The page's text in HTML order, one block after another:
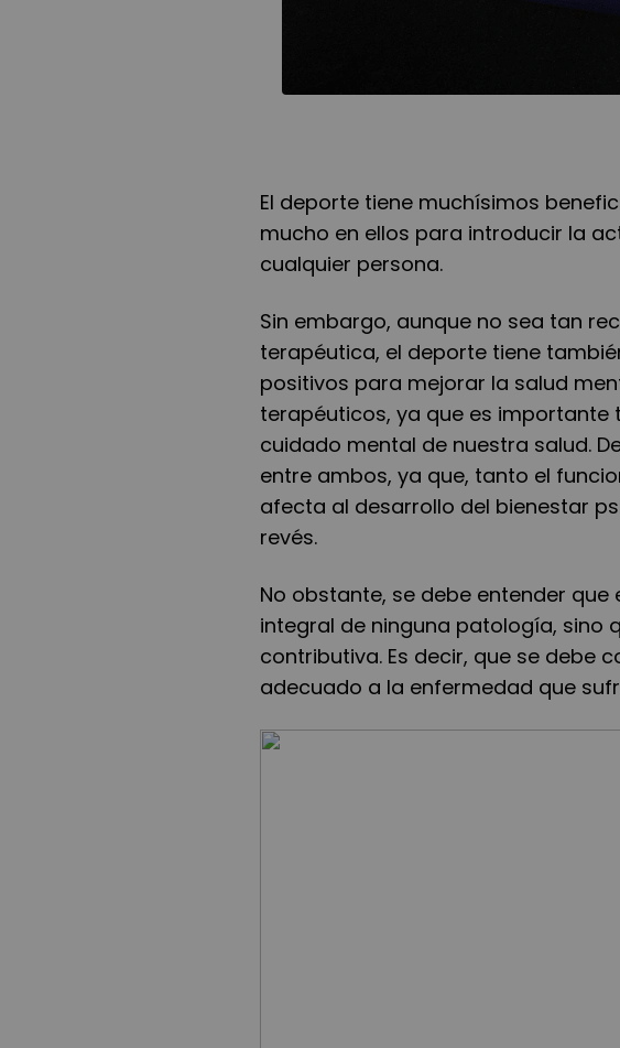
El deporte tiene muchísimos
mucho en ellos para introducir la
cualquier persona.
Sin embargo, aunque no sea tan
terapéutica, el deporte tiene
positivos para mejorar la salud
terapéuticos, ya que es
cuidado mental de nuestra salud.
entre ambos, ya que, tanto el
afecta al desarrollo del bienestar
revés.
No obstante, se debe entender
integral de ninguna patología, sino
contributiva. Es decir, que se debe
adecuado a la enfermedad que